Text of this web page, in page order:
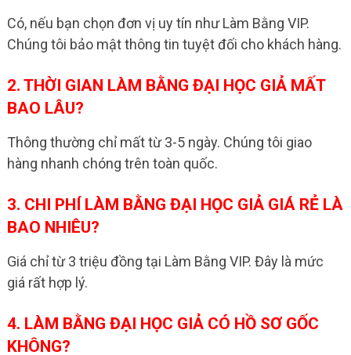
Có, nếu bạn chọn đơn vị uy tín như Làm Bằng VIP.
Chúng tôi bảo mật thông tin tuyệt đối cho khách hàng.
2. THỜI GIAN LÀM BẰNG ĐẠI HỌC GIẢ MẤT
BAO LÂU?
Thông thường chỉ mất từ 3-5 ngày. Chúng tôi giao
hàng nhanh chóng trên toàn quốc.
3. CHI PHÍ LÀM BẰNG ĐẠI HỌC GIẢ GIÁ RẺ LÀ
BAO NHIÊU?
Giá chỉ từ 3 triệu đồng tại Làm Bằng VIP. Đây là mức
giá rất hợp lý.
4. LÀM BẰNG ĐẠI HỌC GIẢ CÓ HỒ SƠ GỐC
KHÔNG?